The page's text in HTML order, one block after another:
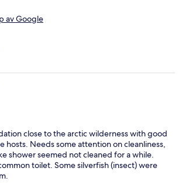
av Google
close to the arctic wilderness with good
hosts. Needs some attention on cleanliness,
shower seemed not cleaned for a while.
toilet. Some silverfish (insect) were